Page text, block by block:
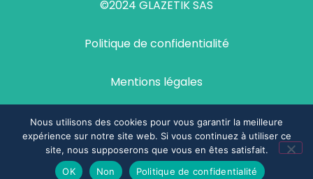
©2024 GLAZETIK SAS
Politique de confidentialité
Mentions légales
Design & développement : agence Demi-Sel
Espace commercial
Nous utilisons des cookies pour vous garantir la meilleure
expérience sur notre site web. Si vous continuez à utiliser ce
site, nous supposerons que vous en êtes satisfait.
OK
Non Politique de confidentialité